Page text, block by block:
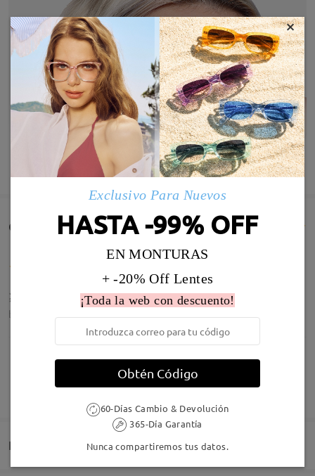
MOSTRAR MÁS
Comentarios de Clientes(653)
≽(◉˕ ◉ ≼マ
by
Aug 7 , 2026
Leer todos los
MOSTRAR MÁS
Entrega
×
Exclusivo Para Nuevos
HASTA -99% OFF
EN MONTURAS
+ -20% Off Lentes
¡Toda la web con descuento!
Obtén Código
60-Días Cambio & Devolución
365-Día Garantía
Nunca compartiremos tus datos.